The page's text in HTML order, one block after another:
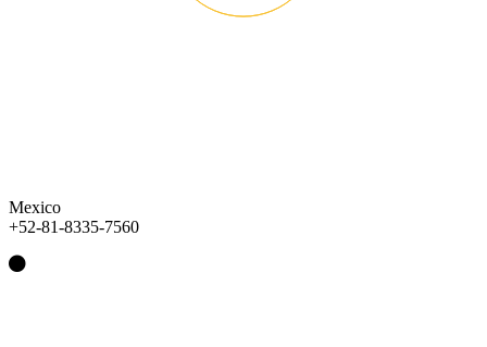
Mexico
+52-81-8335-7560